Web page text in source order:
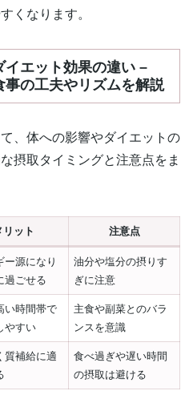
くなります。
エット効果の違い –
の工夫やリズムを解説
、体への影響やダイエットの
摂取タイミングと注意点をま
リット 注意点
ー源になり
過ごせる
油分や塩分の摂りす
ぎに注意
い時間帯で
やすい
主食や副菜とのバラ
ンスを意識
質補給に適
食べ過ぎや遅い時間
の摂取は避ける